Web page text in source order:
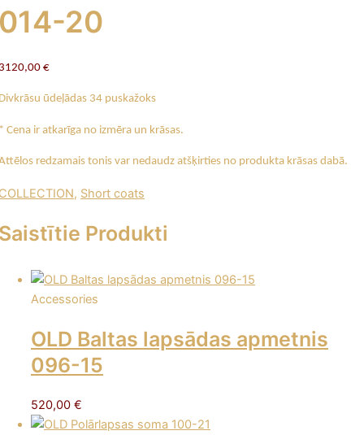
20
€
ūdeļādas 34 puskažoks
Cena ir atkarīga no izmēra un krāsas.
redzamais tonis var nedaudz atšķirties no produkta krāsas dabā.
, Short coats
Produkti
Accessories
OLD Baltas lapsādas apmetnis
096-15
520,00 €